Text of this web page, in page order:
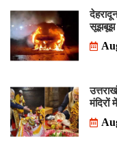
सूझबूझ
मंदिरों